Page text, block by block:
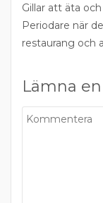
Gillar att äta
Periodare när
restaurang och
Lämna